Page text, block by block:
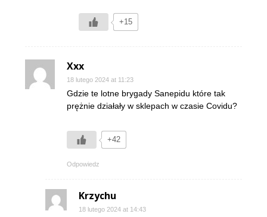
+15
Xxx
18 lutego 2024 at 11:23
Gdzie te lotne brygady Sanepidu które tak
prężnie działały w sklepach w czasie Covidu?
+42
Odpowiedz
Krzychu
18 lutego 2024 at 14:43